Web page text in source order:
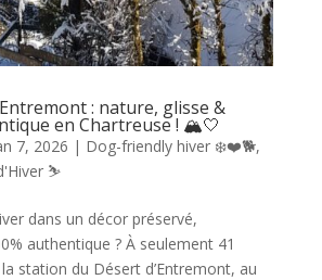
: nature, glisse &
en Chartreuse ! 🏔️🤍
7, 2026 | Dog-friendly hiver ❄️❤️🐕,
⛷️
dans un décor préservé,
authentique ? À seulement 41
station du Désert d’Entremont, au